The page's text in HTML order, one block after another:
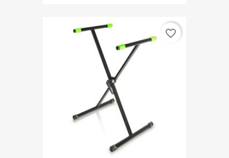
favorite_border